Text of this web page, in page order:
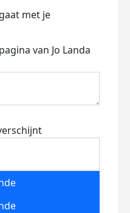
met je
van Jo Landa